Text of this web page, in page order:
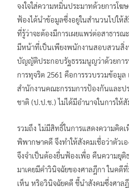
จงใจใส่ความหมิ่นประมาทด้วยการโ
ฟ้องได้นำข้อมูลซึ่งอยู่ในสำนวนไปใ
ที่รู้ว่าจะต้องมีการเผยแพร่ต่อสาธาร
มีหน้าที่เป็นเพียงพนักงานสอบสวนสิ่ง
บัญญัติประกอบรัฐธรรมนูญว่าด้วยกา
การทุจริต 2561 คือการรวบรวมข้อมูล
สำนักงานคณะกรรมการป้องกันและป
ชาติ (ป.ป.ช.) ไม่ได้มีอำนาจในการใ
รวมถึง ไม่มีสิทธิ์ในการแสดงความคิด
พิพากษาคดี จึงทำให้สังคมเชื่อว่าตัวเ
จึงจำเป็นต้องยื่นฟ้องเพื่อ คืนความยุติ
มาเคยมีคำวินิจฉัยของศาลฎีกา ในคดี
เห็น หริอวินิจฉัยคดี ชี้นำสังคมซึ่งศาล